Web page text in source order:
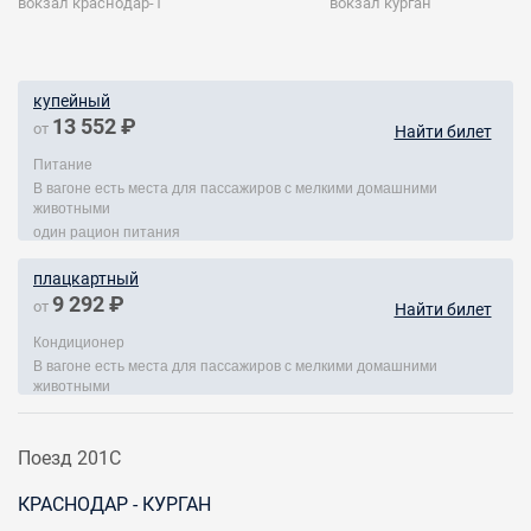
купейный
от 13 552 ₽ Найти билет
Питание
В вагоне есть места для пассажиров с мелкими домашними
животными
один рацион питания
плацкартный
от 9 292 ₽ Найти билет
Кондиционер
В вагоне есть места для пассажиров с мелкими домашними
животными
Поезд 201С
КРАСНОДАР - КУРГАН